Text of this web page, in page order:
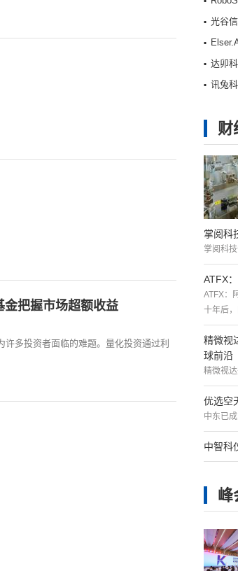
把握市场超额收益
多投资者面临的难题。量化投资通过利
光谷
达卯
财
掌阅科
掌阅科
ATFX
ATFX：
十年后
精微视
球前沿
精微视
优选空
中东已
中智科
峰